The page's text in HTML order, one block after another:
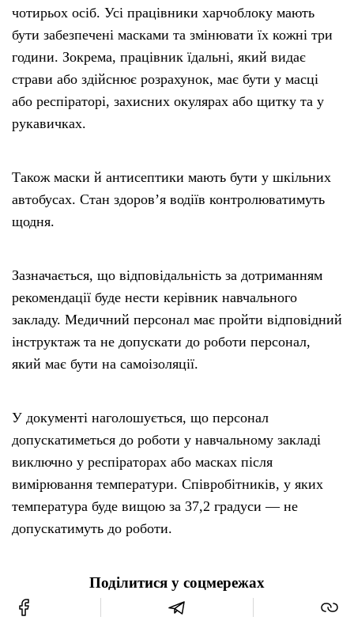
чотирьох осіб. Усі працівники харчоблоку мають
бути забезпечені масками та змінювати їх кожні три
години. Зокрема, працівник їдальні, який видає
страви або здійснює розрахунок, має бути у масці
або респіраторі, захисних окулярах або щитку та у
рукавичках.
Також маски й антисептики мають бути у шкільних
автобусах. Стан здоров’я водіїв контролюватимуть
щодня.
Зазначається, що відповідальність за дотриманням
рекомендації буде нести керівник навчального
закладу. Медичний персонал має пройти відповідний
інструктаж та не допускати до роботи персонал,
який має бути на самоізоляції.
У документі наголошується, що персонал
допускатиметься до роботи у навчальному закладі
виключно у респіраторах або масках після
вимірювання температури. Співробітників, у яких
температура буде вищою за 37,2 градуси — не
допускатимуть до роботи.
Поділитися у соцмережах